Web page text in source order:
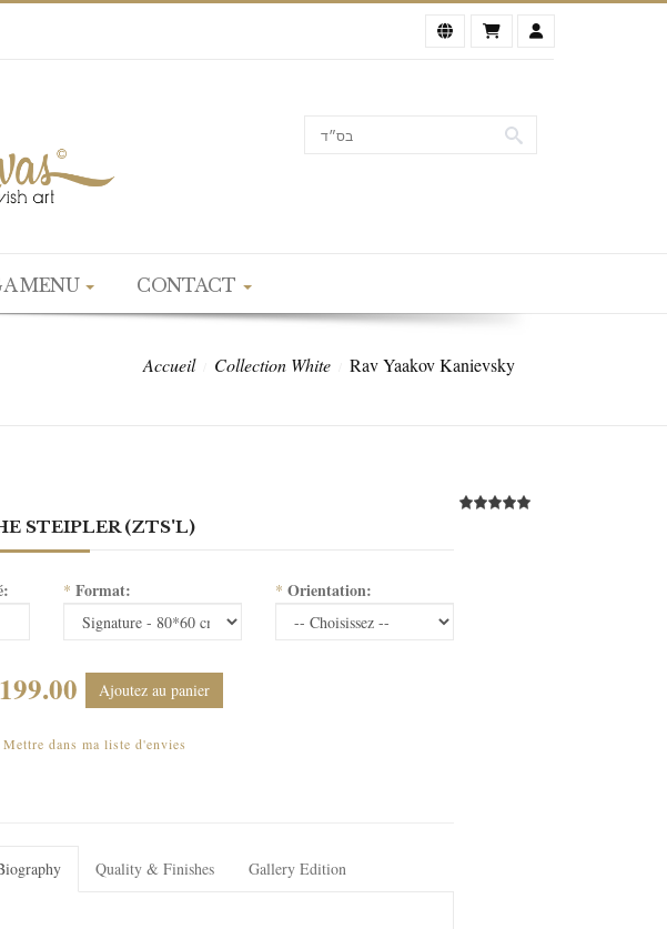
MENU CONTACT
Accueil Collection White Rav Yaakov Kanievsky
STEIPLER (ZTS'L)
* Format: * Orientation:
Ajoutez au panier
Mettre dans ma liste d'envies
Quality & Finishes Gallery Edition